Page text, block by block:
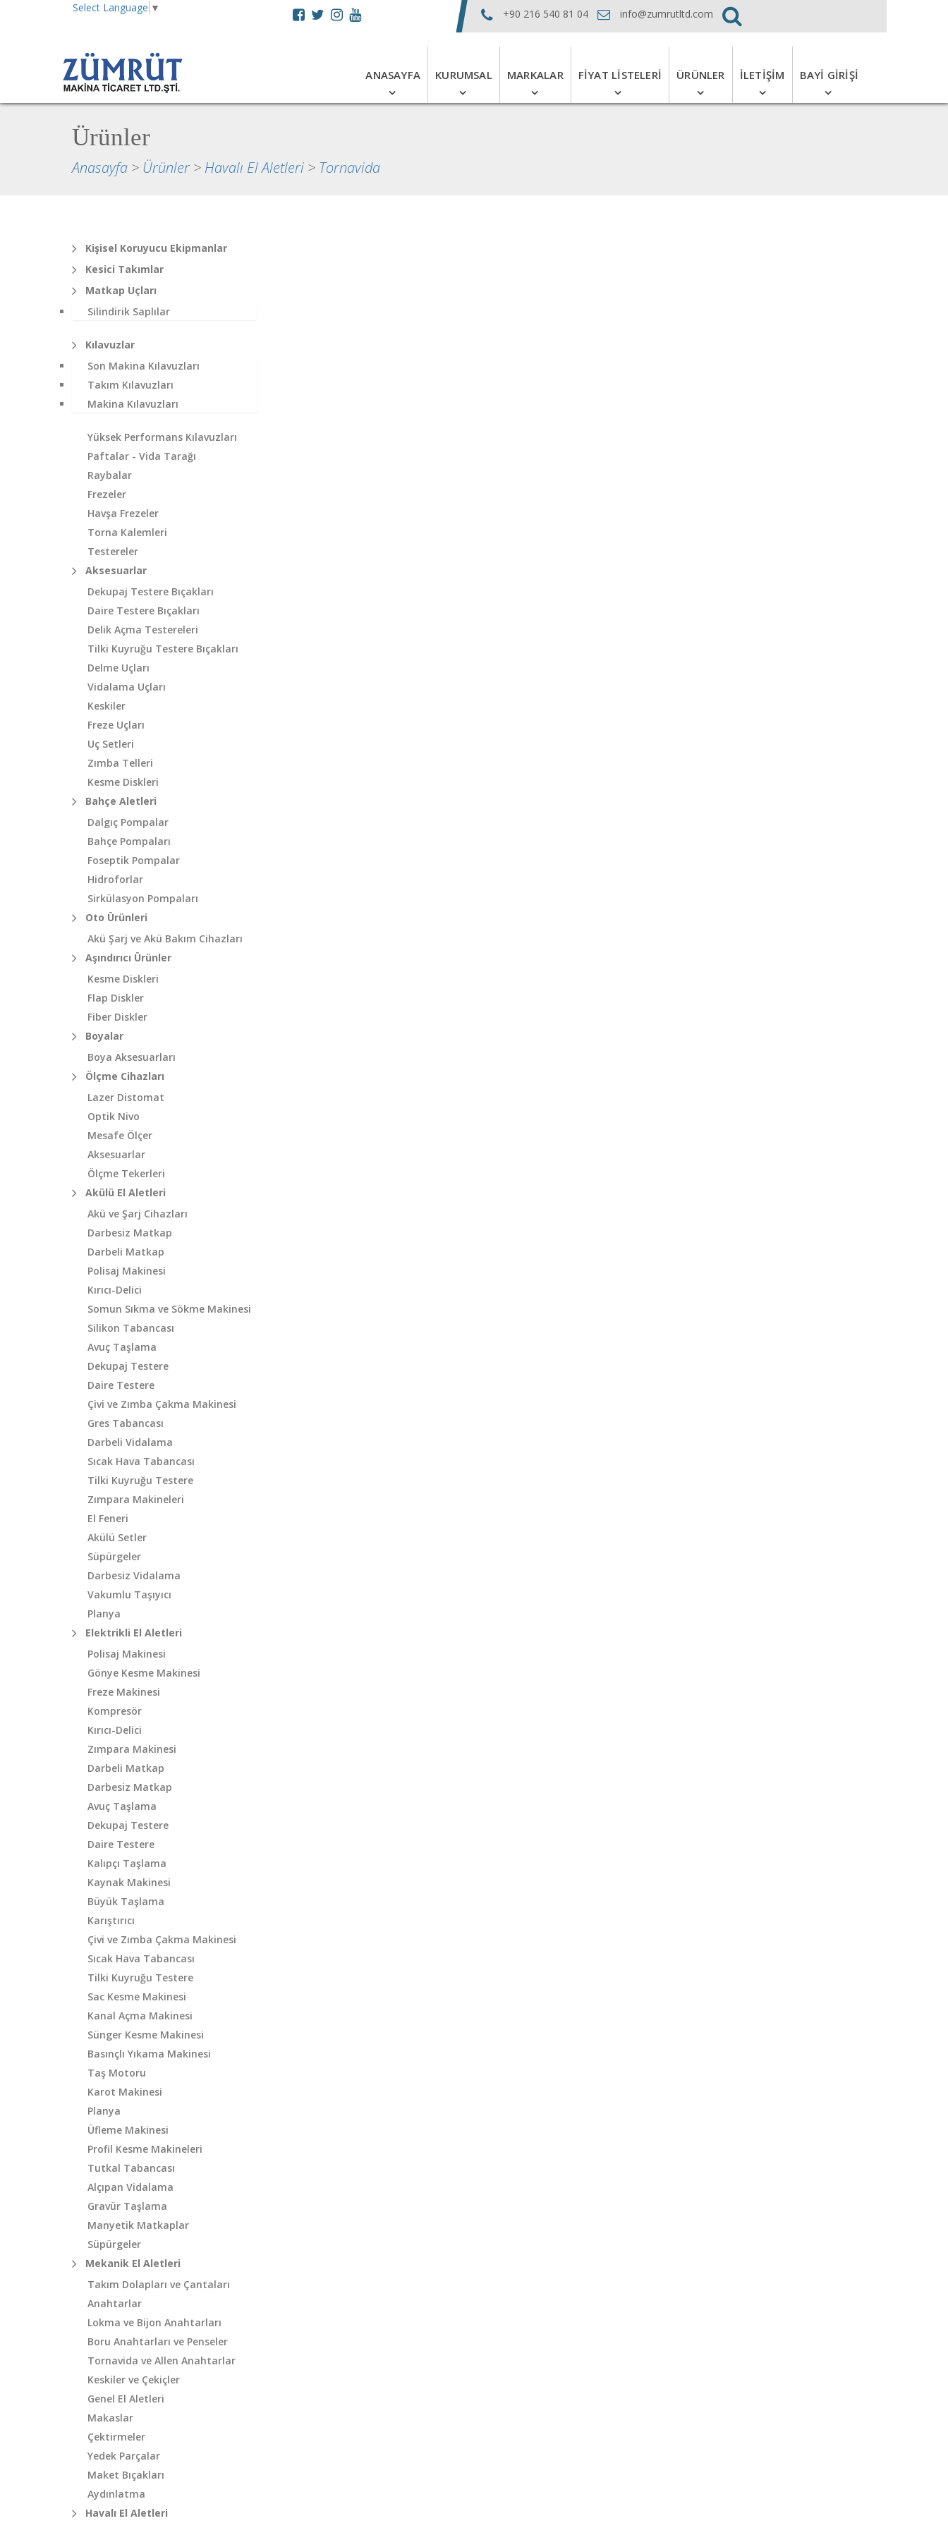
Select Language ▼ +90 216 540 81 04 info@zumrutltd.com
ANASAYFA KURUMSAL MARKALAR FIYAT LISTELERI ÜRÜNLER İLETIŞIM BAYI GIRIŞI
Ürünler
Anasayfa > Ürünler > Havalı El Aletleri > Tornavida
Kişisel Koruyucu Ekipmanlar
Kesici Takımlar
Matkap Uçları
Silindirik Saplılar
Kılavuzlar
Son Makina Kılavuzları
Takım Kılavuzları
Makina Kılavuzları
Yüksek Performans Kılavuzları
Paftalar - Vida Tarağı
Raybalar
Frezeler
Havşa Frezeler
Torna Kalemleri
Testereler
Aksesuarlar
Dekupaj Testere Bıçakları
Daire Testere Bıçakları
Delik Açma Testereleri
Tilki Kuyruğu Testere Bıçakları
Delme Uçları
Vidalama Uçları
Keskiler
Freze Uçları
Uç Setleri
Zımba Telleri
Kesme Diskleri
Bahçe Aletleri
Dalgıç Pompalar
Bahçe Pompaları
Foseptik Pompalar
Hidroforlar
Sirkülasyon Pompaları
Oto Ürünleri
Akü Şarj ve Akü Bakım Cihazları
Aşındırıcı Ürünler
Kesme Diskleri
Flap Diskler
Fiber Diskler
Boyalar
Boya Aksesuarları
Ölçme Cihazları
Lazer Distomat
Optik Nivo
Mesafe Ölçer
Aksesuarlar
Ölçme Tekerleri
Akülü El Aletleri
Akü ve Şarj Cihazları
Darbesiz Matkap
Darbeli Matkap
Polisaj Makinesi
Kırıcı-Delici
Somun Sıkma ve Sökme Makinesi
Silikon Tabancası
Avuç Taşlama
Dekupaj Testere
Daire Testere
Çivi ve Zımba Çakma Makinesi
Gres Tabancası
Darbeli Vidalama
Sıcak Hava Tabancası
Tilki Kuyruğu Testere
Zımpara Makineleri
El Feneri
Akülü Setler
Süpürgeler
Darbesiz Vidalama
Vakumlu Taşıyıcı
Planya
Elektrikli El Aletleri
Polisaj Makinesi
Gönye Kesme Makinesi
Freze Makinesi
Kompresör
Kırıcı-Delici
Zımpara Makinesi
Darbeli Matkap
Darbesiz Matkap
Avuç Taşlama
Dekupaj Testere
Daire Testere
Kalıpçı Taşlama
Kaynak Makinesi
Büyük Taşlama
Karıştırıcı
Çivi ve Zımba Çakma Makinesi
Sıcak Hava Tabancası
Tilki Kuyruğu Testere
Sac Kesme Makinesi
Kanal Açma Makinesi
Sünger Kesme Makinesi
Basınçlı Yıkama Makinesi
Taş Motoru
Karot Makinesi
Planya
Üfleme Makinesi
Profil Kesme Makineleri
Tutkal Tabancası
Alçıpan Vidalama
Gravür Taşlama
Manyetik Matkaplar
Süpürgeler
Mekanik El Aletleri
Takım Dolapları ve Çantaları
Anahtarlar
Lokma ve Bijon Anahtarları
Boru Anahtarları ve Penseler
Tornavida ve Allen Anahtarlar
Keskiler ve Çekiçler
Genel El Aletleri
Makaslar
Çektirmeler
Yedek Parçalar
Maket Bıçakları
Aydınlatma
Havalı El Aletleri